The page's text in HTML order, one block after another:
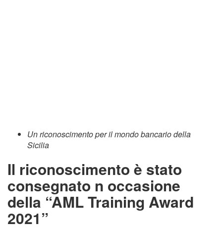
Un riconoscimento per il mondo bancario della
Sicilia
Il riconoscimento è stato
consegnato n occasione
della “AML Training Award
2021”